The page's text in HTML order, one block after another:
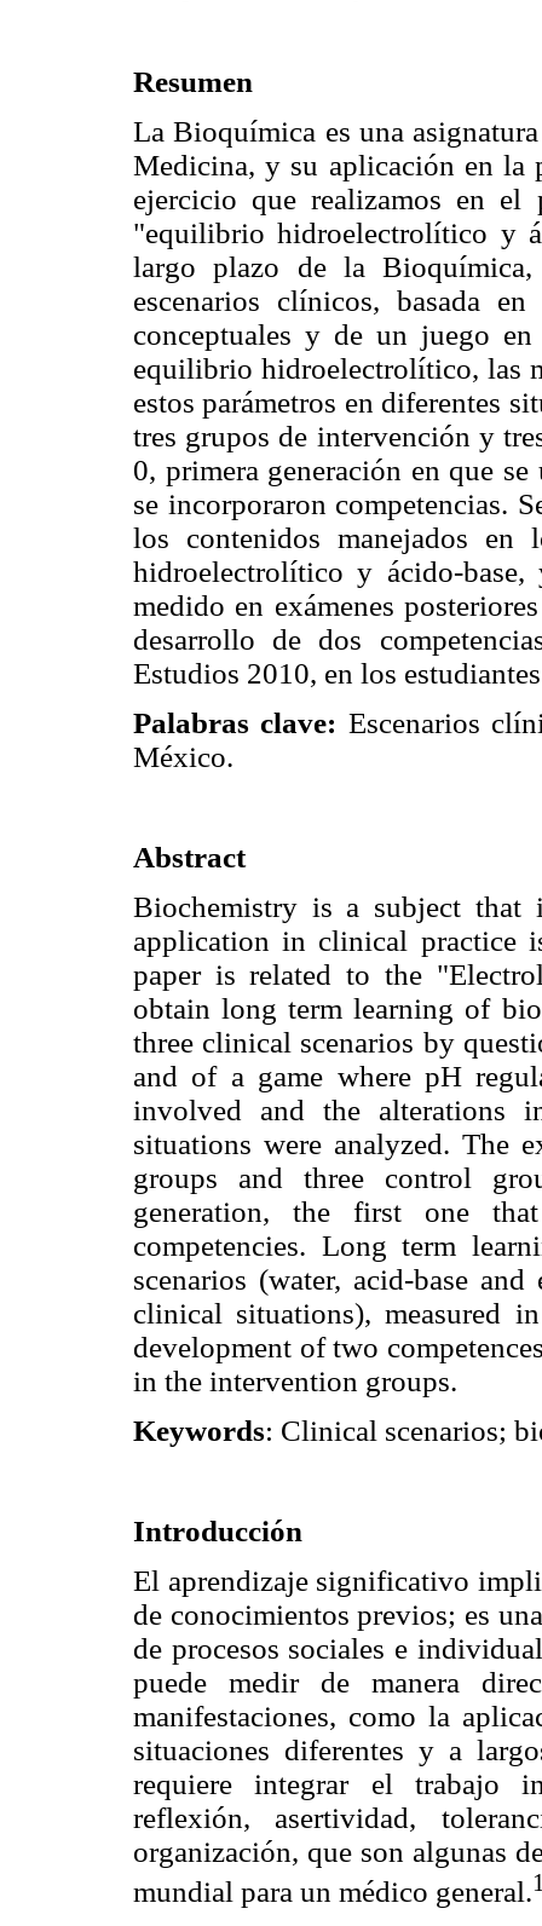
Resumen
La Bioquímica es una
Medicina, y su aplicación en la
ejercicio que realizamos en el
"equilibrio hidroelectrolítico y
largo plazo de la
escenarios clínicos, basada
conceptuales y de un juego
equilibrio hidroelectrolítico, las
estos parámetros en diferentes
tres grupos de intervención y
0, primera generación en que
se incorporaron competencias.
los contenidos manejados en
hidroelectrolítico y ácido-
medido en exámenes
desarrollo de dos
Estudios 2010, en los
Palabras clave: Escenarios
México.
Abstract
Biochemistry is a subject
application in clinical practice
paper is related to the
obtain long term learning of
three clinical scenarios by
and of a game where pH
involved and the alterations
situations were analyzed. The
groups and three control
generation, the first one
competencies. Long term
scenarios (water, acid-base
clinical situations), measured
development of two
in the intervention groups.
Keywords: Clinical scenarios;
Introducción
El aprendizaje significativo
de conocimientos previos; es
de procesos sociales e
puede medir de manera
manifestaciones, como la
situaciones diferentes y a
requiere integrar el trabajo
reflexión, asertividad,
organización, que son algunas
mundial para un médico general.